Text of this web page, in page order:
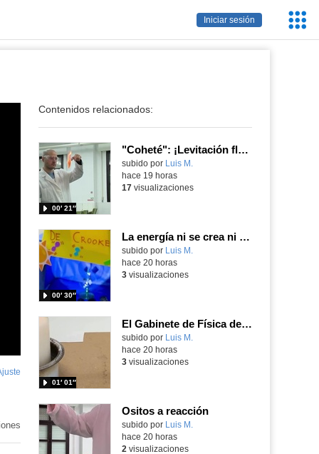
Iniciar sesión
pantalla
Contenidos relacionados:
"Coheté": ¡Levitación flamígera!
Contenido educativo.
subido por Luis M.
00′ 21″
hace 19 horas
17visualizaciones
La energía ni se crea ni se destruye... ¡se experimenta! El Tierno en la Feria Madrid es Ciencia 2026
Contenido educativo.
subido por Luis M.
00′ 30″
hace 20 horas
3visualizaciones
El Gabinete de Física del IES Enrique Tierno Galván de Parla (Curso 25-26)
Contenido educativo.
subido por Luis M.
01′ 01″
hace 20 horas
3visualizaciones
Ositos a reacción
Contenido educativo.
subido por Luis M.
hace 20 horas
2 visualizaciones